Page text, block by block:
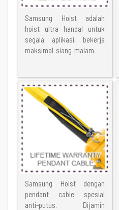
Samsung Hoist adalah
hoist ultra handal untuk
segala aplikasi, bekerja
maksimal siang malam.
Samsung Hoist dengan
pendant cable spesial
anti-putus. Dijamin